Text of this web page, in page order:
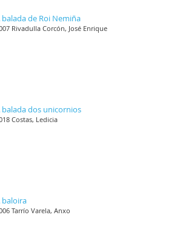
balada de Roi Nemiña
Rivadulla Corcón, José Enrique
balada dos unicornios
Costas, Ledicia
baloira
Tarrío Varela, Anxo